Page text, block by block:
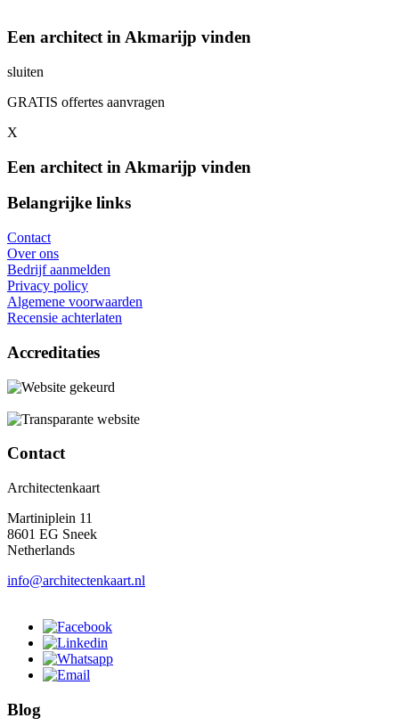
Een architect in Akmarijp vinden
sluiten
GRATIS offertes aanvragen
X
Een architect in Akmarijp vinden
Belangrijke links
Contact
Over ons
Bedrijf aanmelden
Privacy policy
Algemene voorwaarden
Recensie achterlaten
Accreditaties
Contact
Architectenkaart
Martiniplein 11
8601 EG Sneek
Netherlands
info@architectenkaart.nl
Blog